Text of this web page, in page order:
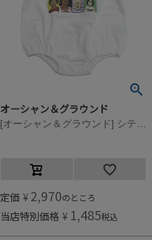
オーシャン＆グラウンド
定価 ¥ 2,970のところ
当店特別価格 ¥ 1,485税込